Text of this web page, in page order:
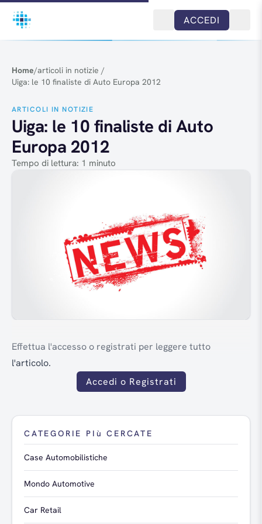
Salta al contenuto
ACCEDI
Home/articoli in notizie /
Uiga: le 10 finaliste di Auto Europa 2012
ARTICOLI IN NOTIZIE
Uiga: le 10 finaliste di Auto
Europa 2012
Tempo di lettura: 1 minuto
Effettua l'accesso o registrati per leggere tutto
l'articolo.
Accedi o Registrati
CATEGORIE PIù CERCATE
Case Automobilistiche
Mondo Automotive
Car Retail